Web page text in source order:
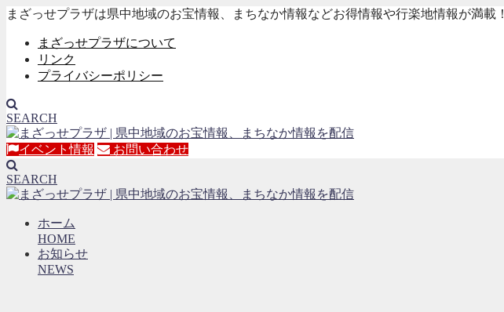
まざっせプラザは県中地域のお宝情報、まちなか情報などお得情報や行楽地情報が満載！
まざっせプラザについて
リンク
プライバシーポリシー
SEARCH
イベント情報 お問い合わせ
SEARCH
ホーム
HOME
お知らせ
NEWS